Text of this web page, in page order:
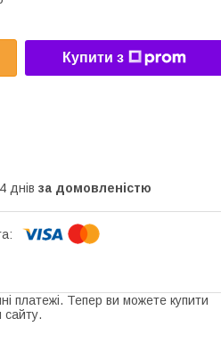
Купити з
днів за домовленістю
платежі. Тепер ви можете купити